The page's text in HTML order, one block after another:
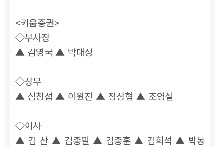
<키움증권>
◇부사장
▲ 김영국 ▲ 박대성
◇상무
▲ 심창섭 ▲ 이원진 ▲ 정상협 ▲ 조영실
◇이사
▲ 김 산 ▲ 김종필 ▲ 김종훈 ▲ 김희석 ▲ 박동